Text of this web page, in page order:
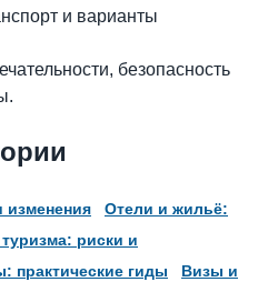
и варианты
безопасность
изменения
Отели и жильё:
риски и
практические гиды
Визы и